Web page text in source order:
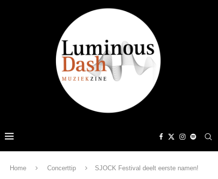
Home Concerttip SJOCK Festival deelt eerste namen!